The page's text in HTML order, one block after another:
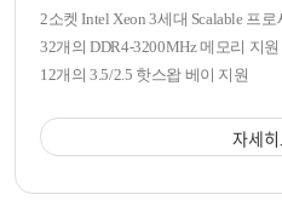
2소켓 Intel Xeon 3세대 Scalable 프로
32개의 DDR4-3200MHz 메모리 지원
12개의 3.5/2.5 핫스왑 베이 지원
자세